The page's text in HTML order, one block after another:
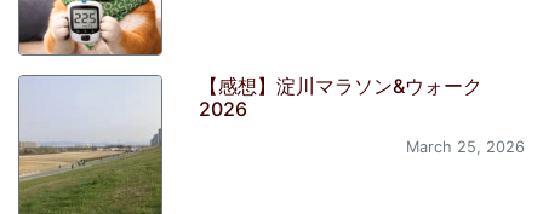
【感想】淀川マラソン&ウォーク
2026
March 25, 2026